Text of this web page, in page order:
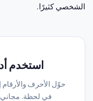
الشخصي كثيرًا.
استخدم
في لحظة. مجاني